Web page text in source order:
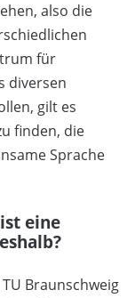
also die
für
diversen
gilt es
finden, die
Sprache
eine
Braunschweig